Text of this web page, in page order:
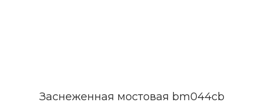
Заснеженная мостовая bm044cb